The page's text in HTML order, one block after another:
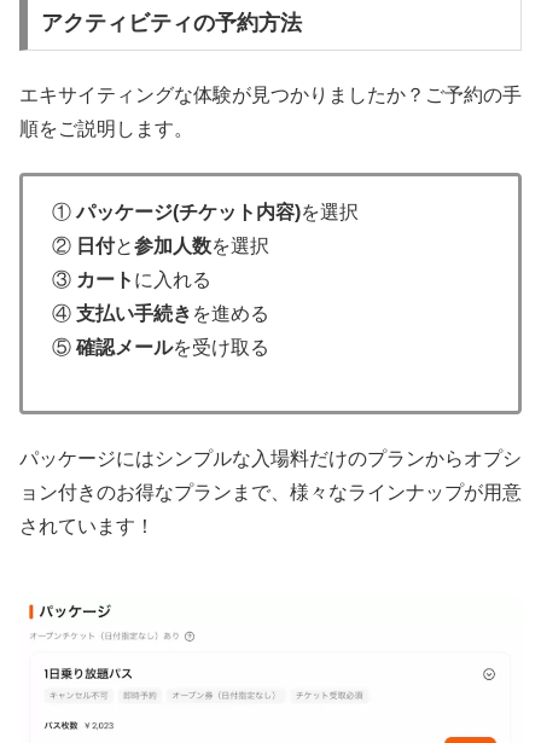
アクティビティの予約方法
エキサイティングな体験が見つかりましたか？ご予約の手
順をご説明します。
①パッケージ(チケット内容)を選択
② 日付と参加人数を選択
③ カート に入れる
④ 支払い手続き を進める
⑤ 確認メールを受け取る
パッケージにはシンプルな入場料だけのプランからオプシ
ョン付きのお得なプランまで、様々なラインナップが用意
されています！